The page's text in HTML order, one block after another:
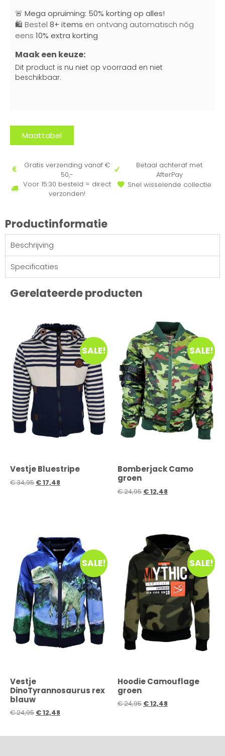
🚨 Mega opruiming: 50% korting op alles!
🛍️ Bestel 8+ items en ontvang automatisch nóg
eens 10% extra korting
Maak een keuze:
Dit product is nu niet op voorraad en niet
beschikbaar.
Maattabel
Gratis verzending vanaf €
50,-
Voor 15:30 besteld = direct
verzonden!
Betaal achteraf met
AfterPay
Snel wisselende collectie
Productinformatie
Beschrijving
Specificaties
Gerelateerde producten
SALE!
Vestje Bluestripe
€34,95 €17,48
SALE!
Bomberjack Camo
groen
€24,95 €12,48
SALE!
Vestje
DinoTyrannosaurus rex
blauw
€24,95 €12,48
SALE!
Hoodie Camouflage
groen
€24,95 €12,48